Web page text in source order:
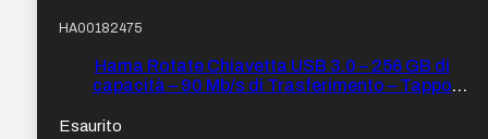
HA00182475
Hama Rotate Chiavetta USB 3.0 – 256 GB di
capacità – 90 Mb/s di Trasferimento – Tappo
Esaurito